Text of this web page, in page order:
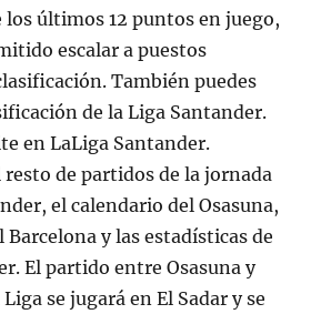
los últimos 12 puntos en juego,
escalar a puestos
También puedes
de la Liga Santander.
en LaLiga Santander.
resto de partidos de la jornada
el calendario del Osasuna,
Barcelona y las estadísticas de
El partido entre Osasuna y
se jugará en El Sadar y se